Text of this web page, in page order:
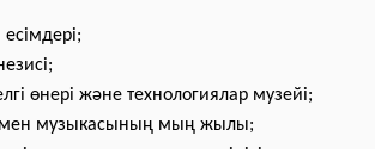
өнері және технологиялар музейі;
музыкасының мың жылы;